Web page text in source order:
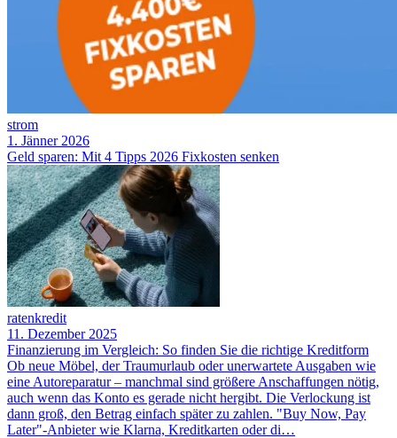
strom
1. Jänner 2026
Geld sparen: Mit 4 Tipps 2026 Fixkosten senken
ratenkredit
11. Dezember 2025
Finanzierung im Vergleich: So finden Sie die richtige Kreditform
Ob neue Möbel, der Traumurlaub oder unerwartete Ausgaben wie
eine Autoreparatur – manchmal sind größere Anschaffungen nötig,
auch wenn das Konto es gerade nicht hergibt. Die Verlockung ist
dann groß, den Betrag einfach später zu zahlen. "Buy Now, Pay
Later"-Anbieter wie Klarna, Kreditkarten oder di…